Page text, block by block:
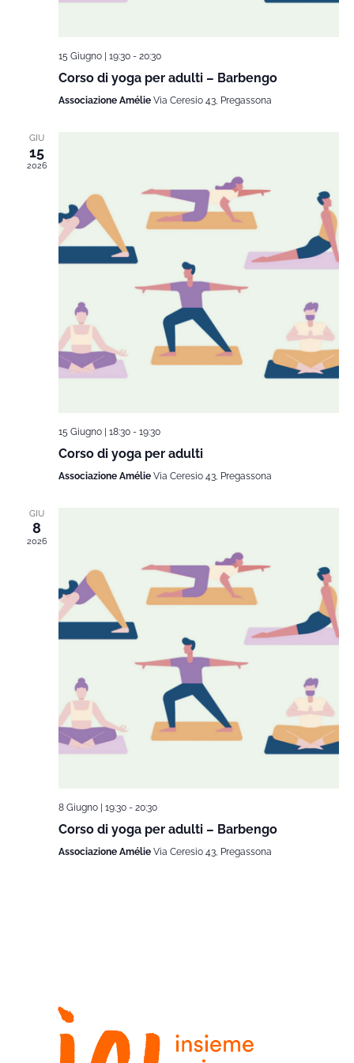
15 Giugno | 19:30- 20:30
Corso di yoga per adulti – Barbengo
Associazione Amélie Via Ceresio 43, Pregassona
GIU
15
2026
15 Giugno | 18:30- 19:30
Corso di yoga per adulti
Associazione Amélie Via Ceresio 43, Pregassona
GIU
8
2026
8 Giugno | 19:30- 20:30
Corso di yoga per adulti – Barbengo
Associazione Amélie Via Ceresio 43, Pregassona